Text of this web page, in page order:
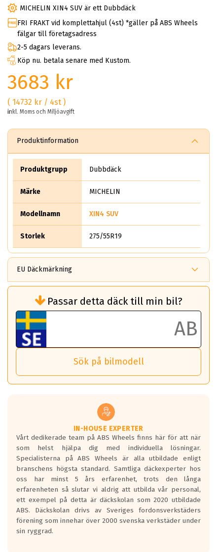
MICHELIN XIN4 SUV är ett Dubbdäck
FRI FRAKT vid komplettahjul (4st) *gäller på ABS Wheels
fälgar till företagsadress
2-5 dagars leverans.
Köp nu. betala senare med Kustom.
3683 kr
( 14732 kr / 4st )
inkl. Moms och Miljöavgift
Produktinformation
Produktgrupp Dubbdäck
Märke MICHELIN
Modellnamn XIN4 SUV
Storlek 275/55R19
EU Däckmärkning
bränsleförbrukningen)
Det ska vara en betygsskala från klass A
till G för rullmotstånd.
Ett klass A däck kommer ha 6,5% bättre
bränsleförbrukning än ett klass G däck.
Det betyder att om man kör 10,000 km,
så sparar man 50 liter bränsle med ett
vilken körstil du använder.
Våtgrepp egenskaper:
Betygsskalan är satt A till F. Där A påvisar
den kortaste bromssträckan och F är den
längsta.
Inga D eller G betyg delas ut för
personbilar och lätta lastbilar.
Betyget sätts efter ett test där däcken
skall bromsa in på en väg där det ligger
0.5-1.5 mm vatten.
I 80km/h kommer skillnaden på
Passar detta däck till min bil?
Sök på bilmodell
IN-HOUSE EXPERTER
Vårt dedikerade team på ABS Wheels finns här för att när
som helst hjälpa dig med individuella lösningar.
Specialisterna på ABS Wheels är alla utbildade enligt
branschens högsta standard. Samtliga däckexperter hos
oss har minst 5 års erfarenhet, trots den långa
erfarenheten så slutar vi aldrig att utbilda vår personal,
ett exempel på detta är däckskolan som 2020 utbildade
ABS. Däckskolan drivs av Sveriges fordonsverkstäders
förening som innehar över 2000 svenska verkstäder under
sin ryggrad.